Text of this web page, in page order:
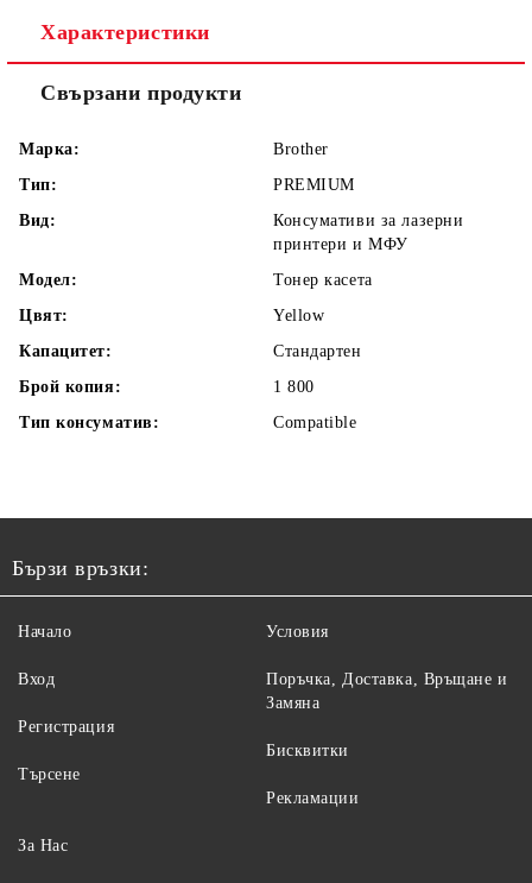
Характеристики
Свързани продукти
Марка:
Brother
Тип:
PREMIUM
Вид:
Консумативи за лазерни
принтери и МФУ
Модел:
Тонер касета
Цвят:
Yellow
Капацитет:
Стандартен
Брой копия:
1 800
Тип консуматив:
Compatible
Бързи връзки:
Начало
Вход
Регистрация
Търсене
Условия
Поръчка, Доставка, Връщане и
Замяна
Бисквитки
Рекламации
За Нас